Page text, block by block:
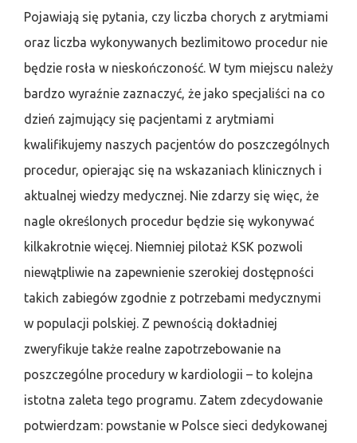
Pojawiają się pytania, czy liczba chorych z arytmiami
oraz liczba wykonywanych bezlimitowo procedur nie
będzie rosła w nieskończoność. W tym miejscu należy
bardzo wyraźnie zaznaczyć, że jako specjaliści na co
dzień zajmujący się pacjentami z arytmiami
kwalifikujemy naszych pacjentów do poszczególnych
procedur, opierając się na wskazaniach klinicznych i
aktualnej wiedzy medycznej. Nie zdarzy się więc, że
nagle określonych procedur będzie się wykonywać
kilkakrotnie więcej. Niemniej pilotaż KSK pozwoli
niewątpliwie na zapewnienie szerokiej dostępności
takich zabiegów zgodnie z potrzebami medycznymi
w populacji polskiej. Z pewnością dokładniej
zweryfikuje także realne zapotrzebowanie na
poszczególne procedury w kardiologii – to kolejna
istotna zaleta tego programu. Zatem zdecydowanie
potwierdzam: powstanie w Polsce sieci dedykowanej